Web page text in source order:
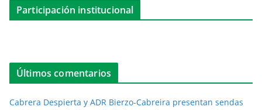
Participación institucional
Últimos comentarios
Cabrera Despierta y ADR Bierzo-Cabreira presentan sendas